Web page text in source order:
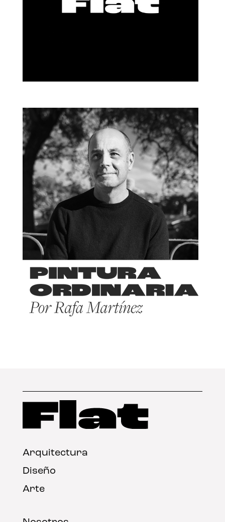
Arquitectura
Diseño
Arte